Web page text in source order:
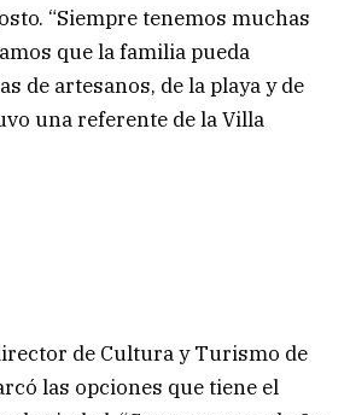
“Siempre tenemos muchas
que la familia pueda
de artesanos, de la playa y de
una referente de la Villa
de Cultura y Turismo de
las opciones que tiene el